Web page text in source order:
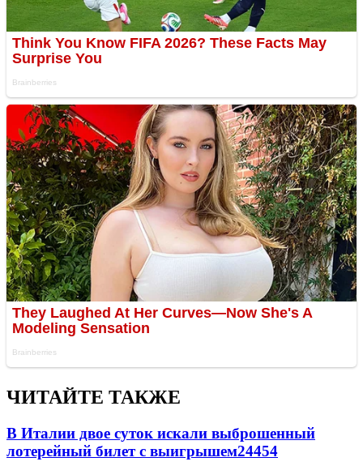
ЧИТАЙТЕ ТАКЖЕ
В Италии двое суток искали выброшенный
лотерейный билет с выигрышем24454